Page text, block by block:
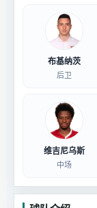
布基纳茨
后卫
维吉尼乌斯
中场